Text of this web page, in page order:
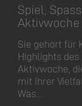
Spiel,
Aktivwoche
Sie gehört für
Highlights des
Aktivwoche,
mit ihrer
Was…